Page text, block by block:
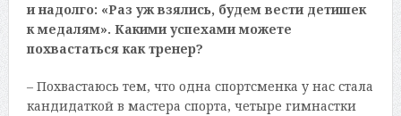
и надолго: «Раз уж взялись, будем вести детишек
к медалям». Какими успехами можете
похвастаться как тренер?
– Похвастаюсь тем, что одна спортсменка у нас стала
кандидаткой в мастера спорта, четыре гимнастки